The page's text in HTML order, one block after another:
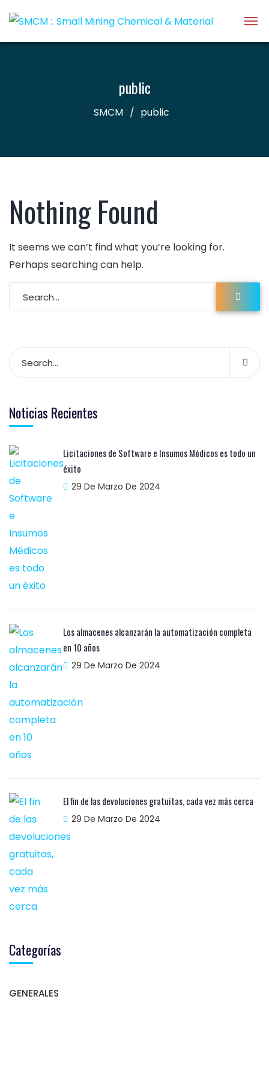
public
SMCM public
Nothing Found
It seems we can’t find what you’re looking for.
Perhaps searching can help.
Noticias Recientes
Licitaciones de Software e Insumos Médicos es todo un
éxito
29 De Marzo De 2024
Los almacenes alcanzarán la automatización completa
en 10 años
29 De Marzo De 2024
El fin de las devoluciones gratuitas, cada vez más cerca
29 De Marzo De 2024
Categorías
GENERALES